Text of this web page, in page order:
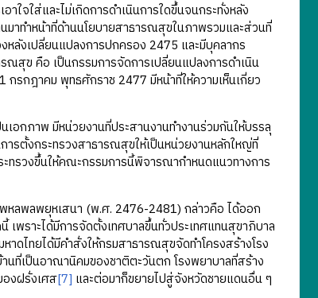
ใส่และไม่เกิดการดำเนินการใดขึ้นจนกระทั่งหลัง
าทำหน้าที่ด้านนโยบายสาธารณสุขในภาพรวมและส่วนที่
ลังเปลี่ยนแปลงการปกครอง 2475 และมีบุคลากร
สุข คือ เป็นกรรมการจัดการเปลี่ยนแปลงการดำเนิน
กฎาคม พุทธศักราช 2477 มีหน้าที่ให้ความเห็นเกี่ยว
กภาพ มีหน่วยงานที่ประสานงานทำงานร่วมกันให้บรรลุ
ารตั้งกระทรวงสาธารณสุขให้เป็นหน่วยงานหลักใหญ่ที่
ทรวงขึ้นให้คณะกรรมการนี้พิจารณากำหนดแนวทางการ
หลพลพยุหเสนา (พ.ศ. 2476-2481) กล่าวคือ ได้ออก
ราะได้มีการจัดตั้งเทศบาลขึ้นทั่วประเทศแทนสุขาภิบาล
ดไทยได้มีคำสั่งให้กรมสาธารณสุขจัดทำโครงสร้างโรง
ที่เป็นอาณานิคมของชาติตะวันตก โรงพยาบาลที่สร้าง
งฝรั่งเศส[7] และต่อมาก็ขยายไปสู่จังหวัดชายแดนอื่น ๆ